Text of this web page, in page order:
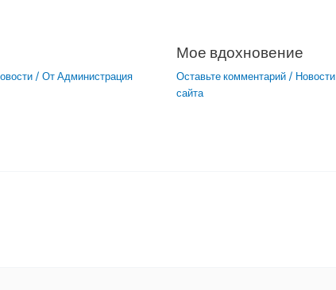
/ От Администрация
Мое вдохновение
Оставьте комментарий / Новости
сайта